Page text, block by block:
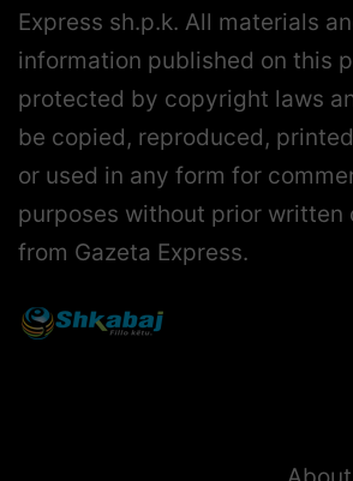
Express sh.p.k. All materials
information published on this
protected by copyright laws
be copied, reproduced,
or used in any form for
purposes without prior written
from Gazeta Express.